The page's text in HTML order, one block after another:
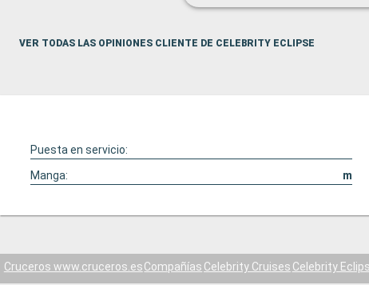
VER TODAS LAS OPINIONES CLIENTE DE CELEBRITY ECLIPSE
Puesta en servicio:
Manga:
m
Cruceros www.cruceros.esCompañías Celebrity Cruises Celebrity